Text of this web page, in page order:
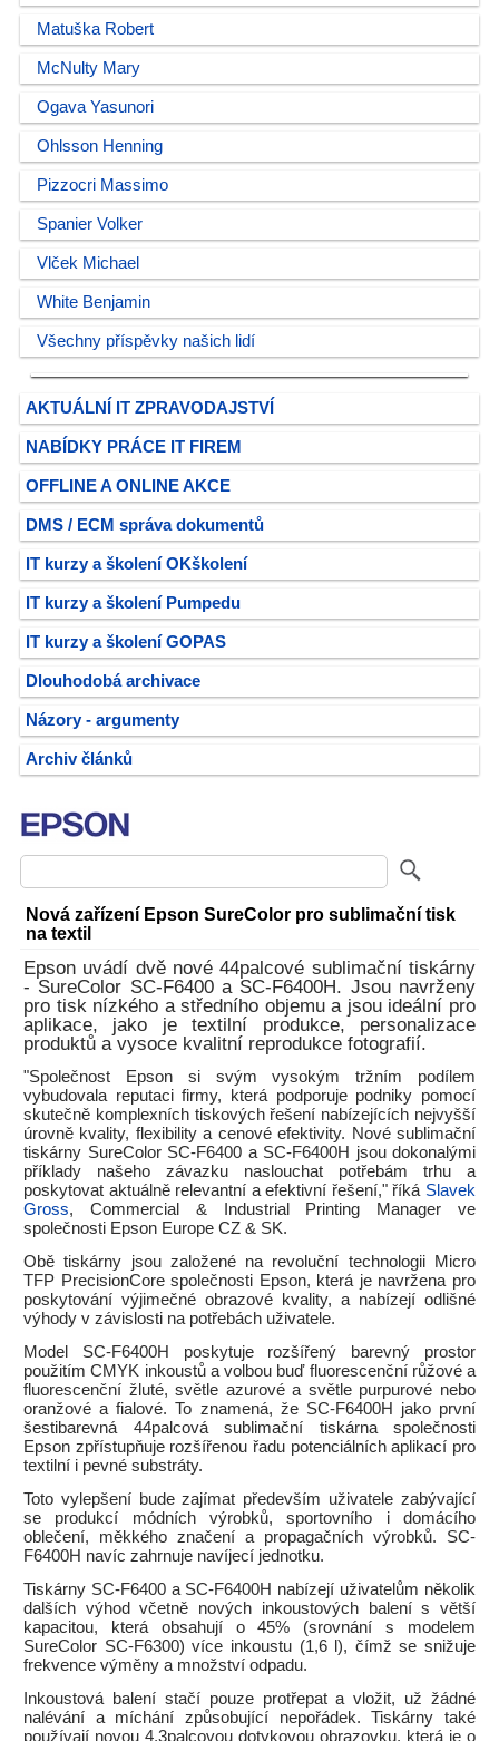
Matuška Robert
McNulty Mary
Ogava Yasunori
Ohlsson Henning
Pizzocri Massimo
Spanier Volker
Vlček Michael
White Benjamin
Všechny příspěvky našich lidí
AKTUÁLNÍ IT ZPRAVODAJSTVÍ
NABÍDKY PRÁCE IT FIREM
OFFLINE A ONLINE AKCE
DMS / ECM správa dokumentů
IT kurzy a školení OKškolení
IT kurzy a školení Pumpedu
IT kurzy a školení GOPAS
Dlouhodobá archivace
Názory - argumenty
Archiv článků
Nová zařízení Epson SureColor pro sublimační tisk
na textil
Epson uvádí dvě nové 44palcové sublimační tiskárny
- SureColor SC-F6400 a SC-F6400H. Jsou navrženy
pro tisk nízkého a středního objemu a jsou ideální pro
aplikace, jako je textilní produkce, personalizace
produktů a vysoce kvalitní reprodukce fotografií.
"Společnost Epson si svým vysokým tržním podílem
vybudovala reputaci firmy, která podporuje podniky pomocí
skutečně komplexních tiskových řešení nabízejících nejvyšší
úrovně kvality, flexibility a cenové efektivity. Nové sublimační
tiskárny SureColor SC-F6400 a SC-F6400H jsou dokonalými
příklady našeho závazku naslouchat potřebám trhu a
poskytovat aktuálně relevantní a efektivní řešení," říká Slavek
Gross, Commercial & Industrial Printing Manager ve
společnosti Epson Europe CZ & SK.
Obě tiskárny jsou založené na revoluční technologii Micro
TFP PrecisionCore společnosti Epson, která je navržena pro
poskytování výjimečné obrazové kvality, a nabízejí odlišné
výhody v závislosti na potřebách uživatele.
Model SC-F6400H poskytuje rozšířený barevný prostor
použitím CMYK inkoustů a volbou buď fluorescenční růžové a
fluorescenční žluté, světle azurové a světle purpurové nebo
oranžové a fialové. To znamená, že SC-F6400H jako první
šestibarevná 44palcová sublimační tiskárna společnosti
Epson zpřístupňuje rozšířenou řadu potenciálních aplikací pro
textilní i pevné substráty.
Toto vylepšení bude zajímat především uživatele zabývající
se produkcí módních výrobků, sportovního i domácího
oblečení, měkkého značení a propagačních výrobků. SC-
F6400H navíc zahrnuje navíjecí jednotku.
Tiskárny SC-F6400 a SC-F6400H nabízejí uživatelům několik
dalších výhod včetně nových inkoustových balení s větší
kapacitou, která obsahují o 45% (srovnání s modelem
SureColor SC-F6300) více inkoustu (1,6 l), čímž se snižuje
frekvence výměny a množství odpadu.
Inkoustová balení stačí pouze protřepat a vložit, už žádné
nalévání a míchání způsobující nepořádek. Tiskárny také
používají novou 4,3palcovou dotykovou obrazovku, která je o